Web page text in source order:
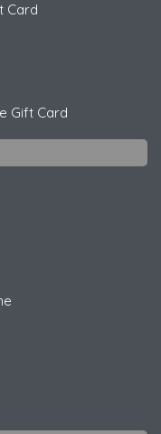
Card
Gift Card